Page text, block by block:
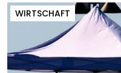
WIRTSCHAFT